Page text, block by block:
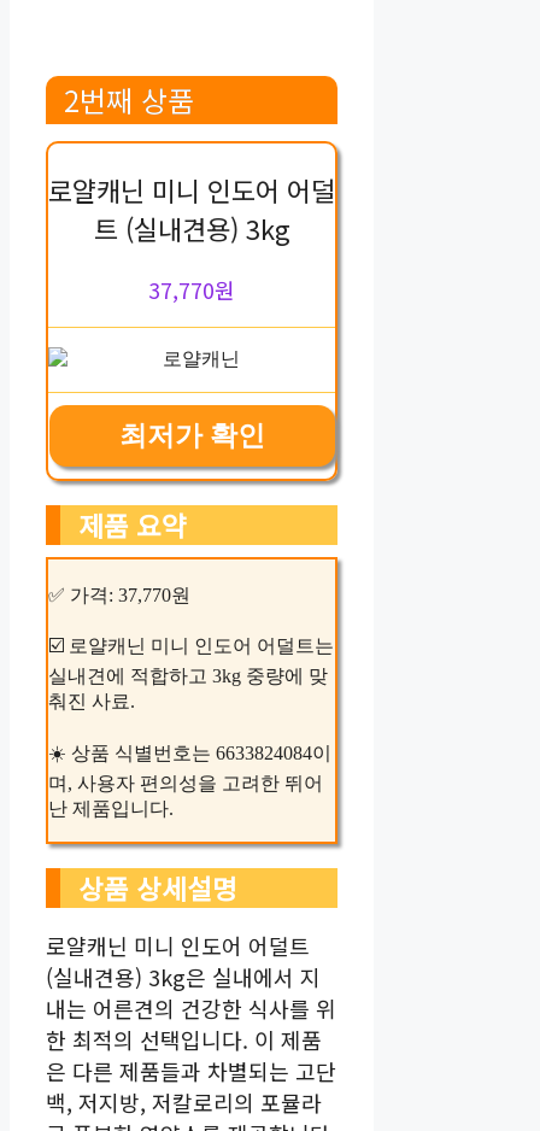
2번째 상품
로얄캐닌 미니 인도어 어덜
트 (실내견용) 3kg
37,770원
최저가 확인
제품 요약
✅ 가격: 37,770원
☑️ 로얄캐닌 미니 인도어 어덜트는
실내견에 적합하고 3kg 중량에 맞
춰진 사료.
☀️ 상품 식별번호는 6633824084이
며, 사용자 편의성을 고려한 뛰어
난 제품입니다.
상품 상세설명
로얄캐닌 미니 인도어 어덜트
(실내견용) 3kg은 실내에서 지
내는 어른견의 건강한 식사를 위
한 최적의 선택입니다. 이 제품
은 다른 제품들과 차별되는 고단
백, 저지방, 저칼로리의 포뮬라